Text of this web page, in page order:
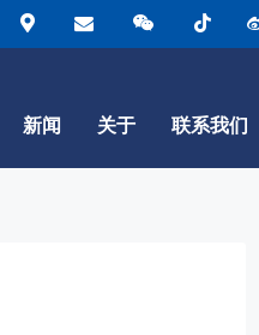
新闻 关于 联系我们